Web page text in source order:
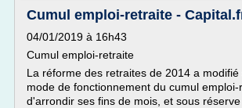
Cumul emploi-retraite -
04/01/2019 à 16h43
Cumul emploi-retraite
La réforme des retraites de 2014 a
mode de fonctionnement du cumul emploi-
d'arrondir ses ­fins de mois, et sous